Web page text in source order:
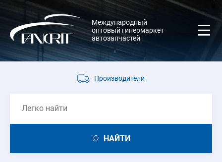
Международный
оптовый гипермаркет
автозапчастей
Производители
НАЙТИ